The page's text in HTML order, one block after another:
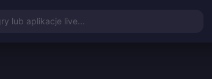
lub aplikacje live...